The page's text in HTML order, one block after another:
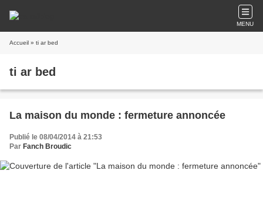
MENU
Accueil » ti ar bed
ti ar bed
La maison du monde : fermeture annoncée
Publié le 08/04/2014 à 21:53
Par Fanch Broudic